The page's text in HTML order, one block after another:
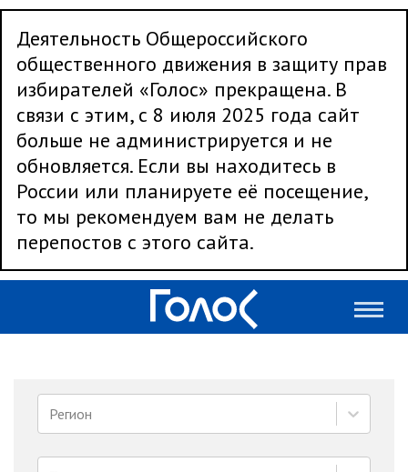
Деятельность Общероссийского
общественного движения в защиту прав
избирателей «Голос» прекращена. В
связи с этим, с 8 июля 2025 года сайт
больше не администрируется и не
обновляется. Если вы находитесь в
России или планируете её посещение,
то мы рекомендуем вам не делать
перепостов с этого сайта.
Регион